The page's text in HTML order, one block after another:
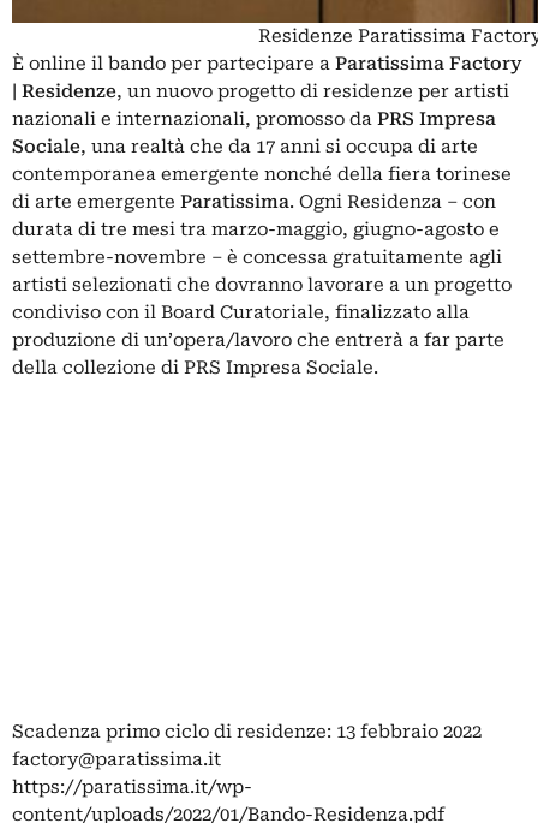
Residenze Paratissima
È online il bando per partecipare a Paratissima Factory
| Residenze, un nuovo progetto di residenze per artisti
nazionali e internazionali, promosso da PRS Impresa
Sociale, una realtà che da 17 anni si occupa di arte
contemporanea emergente nonché della fiera torinese
di arte emergente Paratissima. Ogni Residenza – con
durata di tre mesi tra marzo-maggio, giugno-agosto e
settembre-novembre – è concessa gratuitamente agli
artisti selezionati che dovranno lavorare a un progetto
condiviso con il Board Curatoriale, finalizzato alla
produzione di un’opera/lavoro che entrerà a far parte
della collezione di PRS Impresa Sociale.
Scadenza primo ciclo di residenze: 13 febbraio 2022
factory@paratissima.it
https://paratissima.it/wp-
content/uploads/2022/01/Bando-Residenza.pdf